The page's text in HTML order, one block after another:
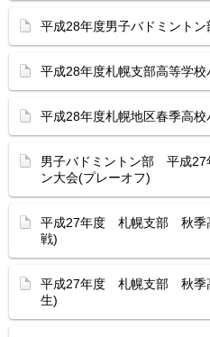
平成28年度男子バドミントン
平成28年度札幌支部高等学
平成28年度札幌地区春季高
男子バドミントン部 平成
ン大会(プレーオフ)
平成27年度 札幌支部 秋季
戦)
平成27年度 札幌支部 秋季
生)